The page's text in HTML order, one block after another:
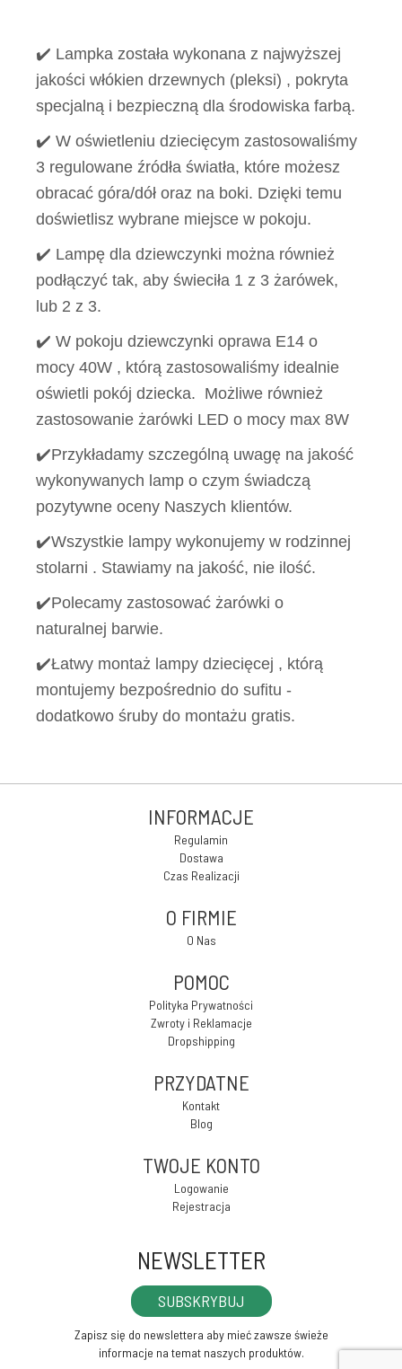
✔️ Lampka została wykonana z najwyższej
jakości włókien drzewnych (pleksi) , pokryta
specjalną i bezpieczną dla środowiska farbą.
✔️ W oświetleniu dziecięcym zastosowaliśmy
3 regulowane źródła światła, które możesz
obracać góra/dół oraz na boki. Dzięki temu
doświetlisz wybrane miejsce w pokoju.
✔️ Lampę dla dziewczynki można również
podłączyć tak, aby świeciła 1 z 3 żarówek,
lub 2 z 3.
✔️ W pokoju dziewczynki oprawa E14 o
mocy 40W , którą zastosowaliśmy idealnie
oświetli pokój dziecka. Możliwe również
zastosowanie żarówki LED o mocy max 8W
✔️Przykładamy szczególną uwagę na jakość
wykonywanych lamp o czym świadczą
pozytywne oceny Naszych klientów.
✔️Wszystkie lampy wykonujemy w rodzinnej
stolarni . Stawiamy na jakość, nie ilość.
✔️Polecamy zastosować żarówki o
naturalnej barwie.
✔️Łatwy montaż lampy dziecięcej , którą
montujemy bezpośrednio do sufitu -
dodatkowo śruby do montażu gratis.
INFORMACJE
Regulamin
Dostawa
Czas Realizacji
O FIRMIE
O Nas
POMOC
Polityka Prywatności
Zwroty i Reklamacje
Dropshipping
PRZYDATNE
Kontakt
Blog
TWOJE KONTO
Logowanie
Rejestracja
NEWSLETTER
SUBSKRYBUJ
Zapisz się do newslettera aby mieć zawsze świeże
informacje na temat naszych produktów.